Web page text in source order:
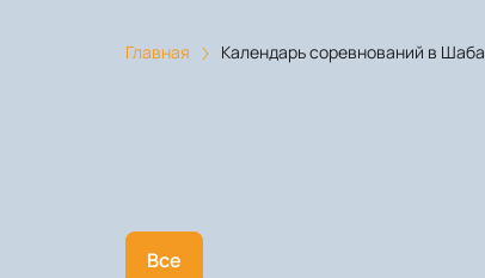
Главная Календарь соревнований в
Все